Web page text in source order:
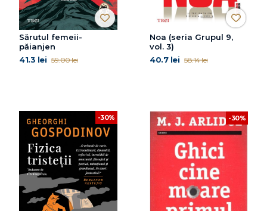
Sărutul femeii-
păianjen
41.3 lei 59.00 lei
Noa (seria Grupul 9,
vol. 3)
40.7 lei 58.14 lei
-30% -30%